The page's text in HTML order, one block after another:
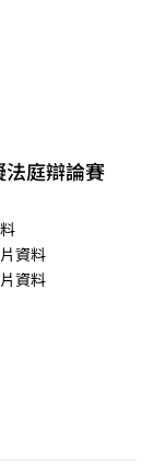
庭辯論賽
資料
資料